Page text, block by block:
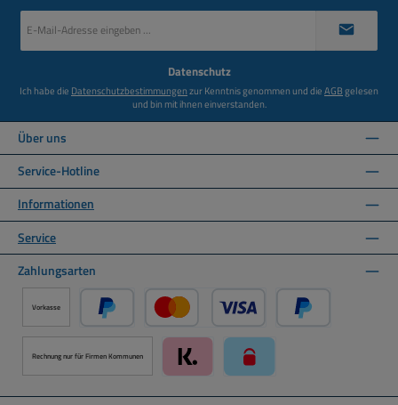
Mail-
Datenschutz
Ich habe die Datenschutzbestimmungenzur Kenntnis genommen und dieAGBgelesen
und bin mit ihnen einverstanden.
Über uns
Service-Hotline
Informationen
Service
Zahlungsarten
Vorkasse
PayPal Kredit- oder Debitkarte über PayPal
Rechnung nur für Firmen Kommunen